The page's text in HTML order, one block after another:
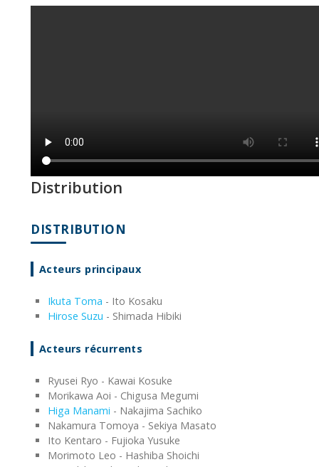
Distribution
DISTRIBUTION
Acteurs principaux
Ikuta Toma - Ito Kosaku
Hirose Suzu - Shimada Hibiki
Acteurs récurrents
Ryusei Ryo - Kawai Kosuke
Morikawa Aoi - Chigusa Megumi
Higa Manami - Nakajima Sachiko
Nakamura Tomoya - Sekiya Masato
Ito Kentaro - Fujioka Yusuke
Morimoto Leo - Hashiba Shoichi